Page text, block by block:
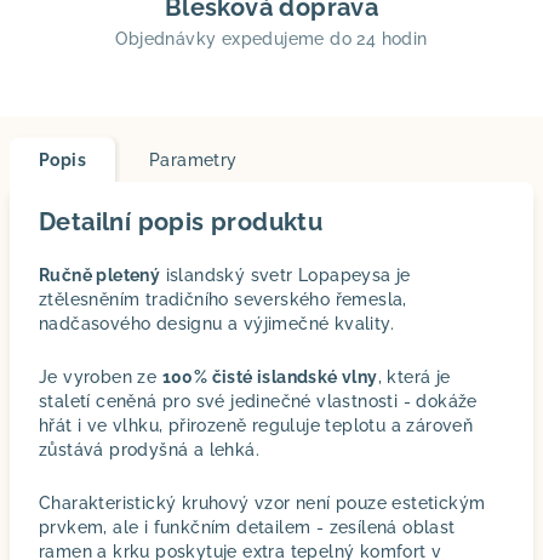
Blesková doprava
Objednávky expedujeme do 24 hodin
Popis Parametry
Detailní popis produktu
Ručně pletený islandský svetr Lopapeysa je
ztělesněním tradičního severského řemesla,
nadčasového designu a výjimečné kvality.
Je vyroben ze 100% čisté islandské vlny, která je
staletí ceněná pro své jedinečné vlastnosti - dokáže
hřát i ve vlhku, přirozeně reguluje teplotu a zároveň
zůstává prodyšná a lehká.
Charakteristický kruhový vzor není pouze estetickým
prvkem, ale i funkčním detailem - zesílená oblast
ramen a krku poskytuje extra tepelný komfort v